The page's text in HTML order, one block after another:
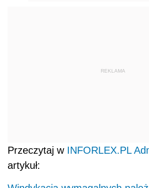
REKLAMA
Przeczytaj w INFORLEX.PL
artykuł: